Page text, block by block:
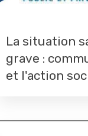
La situation
grave :
et l'action